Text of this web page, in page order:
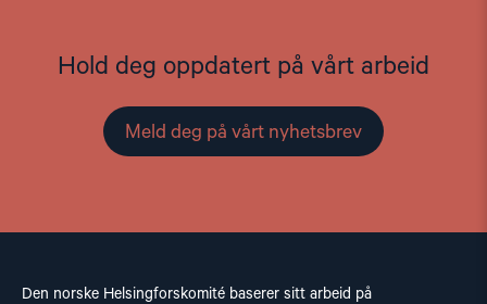
Hold deg oppdatert på vårt arbeid
Meld deg på vårt nyhetsbrev
Den norske Helsingforskomité baserer sitt arbeid på